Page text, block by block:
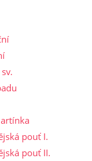
pouť I.
pouť II.